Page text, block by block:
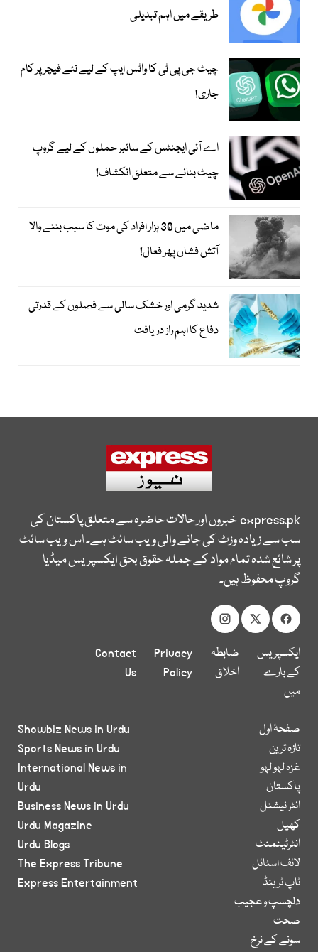
طریقے میں اہم تبدیلی
چیٹ جی پی ٹی کا واٹس ایپ کے لیے نئے فیچر پر کام
جاری!
اے آئی ایجنٹس کے سائبر حملوں کے لیے گروپ
چیٹ بنانے سے متعلق انکشاف!
ماضی میں 30 ہزار افراد کی موت کا سبب بننے والا
آتش فشاں پھر فعال!
شدید گرمی اور خشک سالی سے فصلوں کے قدرتی
دفاع کا اہم راز دریافت
express.pkخبروں اور حالات حاضرہ سے متعلق پاکستان کی
سب سے زیادہ وزٹ کی جانے والی ویب سائٹ ہے۔ اس ویب سائٹ
پر شائع شدہ تمام مواد کے جملہ حقوق بحق ایکسپریس میڈیا
گروپ محفوظ ہیں۔
ایکسپریس
کے بارے
میں
ضابطہ
اخلاق
Privacy
Policy
Contact
Us
صفحۂ اول
تازہ ترین
غزہ لہو لہو
پاکستان
انٹر نیشنل
کھیل
انٹرٹینمنٹ
لائف اسٹائل
ٹاپ ٹرینڈ
دلچسپ و عجیب
صحت
سونے کے نرخ
Showbiz News in Urdu
Sports News in Urdu
International News in
Urdu
Business News in Urdu
Urdu Magazine
Urdu Blogs
The Express Tribune
Express Entertainment